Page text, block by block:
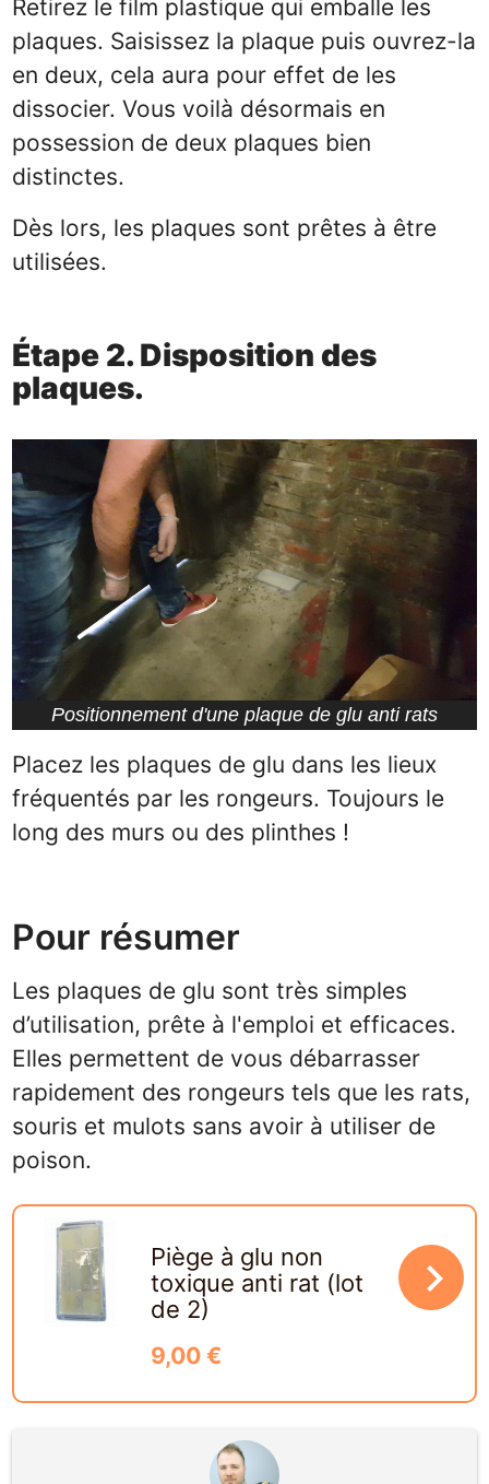
Retirez le film plastique qui emballe les
plaques. Saisissez la plaque puis ouvrez-la
en deux, cela aura pour effet de les
dissocier. Vous voilà désormais en
possession de deux plaques bien
distinctes.
Dès lors, les plaques sont prêtes à être
utilisées.
Étape 2. Disposition des
plaques.
Positionnement d'une plaque de glu anti rats
Placez les plaques de glu dans les lieux
fréquentés par les rongeurs. Toujours le
long des murs ou des plinthes !
Pour résumer
Les plaques de glu sont très simples
d’utilisation, prête à l'emploi et efficaces.
Elles permettent de vous débarrasser
rapidement des rongeurs tels que les rats,
souris et mulots sans avoir à utiliser de
poison.
Piège à glu non
toxique anti rat (lot
de 2)
9,00 €
navigate_next